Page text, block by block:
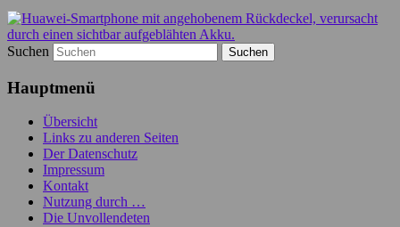
Suchen
Hauptmenü
Übersicht
Links zu anderen Seiten
Der Datenschutz
Impressum
Kontakt
Nutzung durch …
Die Unvollendeten